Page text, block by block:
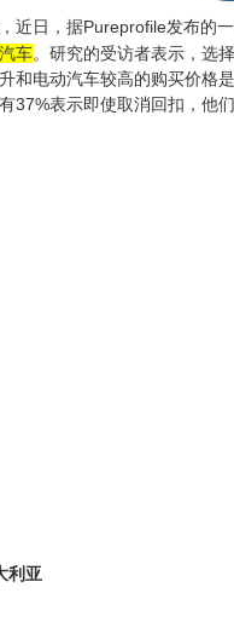
近日，据Pureprofile发布的
车。研究的受访者表示，选
和电动汽车较高的购买价格
37%表示即使取消回扣，他们
利亚